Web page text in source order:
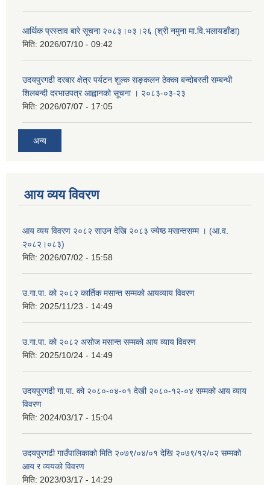
आर्थिक प्रस्ताव बारे सूचना २०८३।०३।२६ (श्री नमुना मा.वि.भलायडाँडा)
मिति: 2026/07/10 - 09:42
उदयपुरगढी दरबार क्षेत्र पर्यटन शुल्क सङ्कलन ठेक्का बन्दोबस्ती सम्बन्धी
शिलबन्दी दरभाउपत्र आह्वानको सूचना । २०८३-०३-२३
मिति: 2026/07/07 - 17:05
अन्य
आय व्यय विवरण
आय व्यय विवरण २०८२ साउन देखि २०८३ ज्येष्ठ मसान्तसम्म । (आ.व.
२०८२।०८३)
मिति: 2026/07/02 - 15:58
उ.गा.पा. को २०८२ कार्तिक मसान्त सम्मको आयव्याय विवरण
मिति: 2025/11/23 - 14:49
उ.गा.पा. को २०८२ असोज मसान्त सम्मको आय व्याय विवरण
मिति: 2025/10/24 - 14:49
उदयपुरगढी गा.पा. को २०८०-०४-०१ देखी २०८०-१२-०४ सम्मको आय व्याय
विवरण
मिति: 2024/03/17 - 15:04
उदयपुरगढी गाउँपालिकाको मिति २०७९/०४/०१ देखि २०७९/१२/०२ सम्मको
आय र व्ययको विवरण
मिति: 2023/03/17 - 14:29